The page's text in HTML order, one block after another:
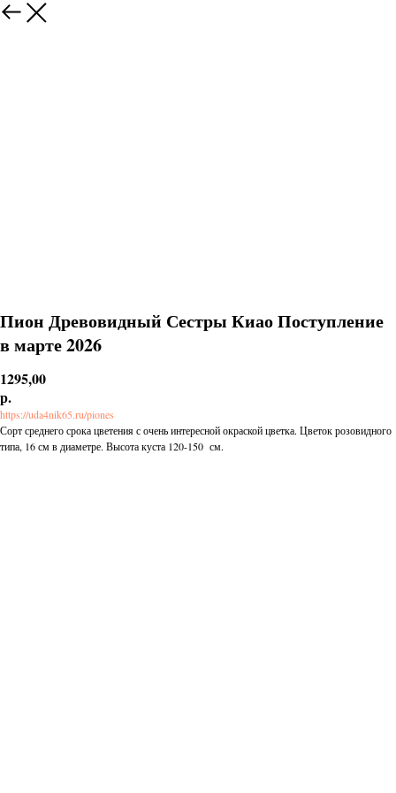
Пион Древовидный Сестры Киао Поступление
в марте 2026
1295,00
р.
https://uda4nik65.ru/piones
Сорт среднего срока цветения с очень интересной окраской цветка. Цветок розовидного
типа, 16 см в диаметре. Высота куста 120-150 см.